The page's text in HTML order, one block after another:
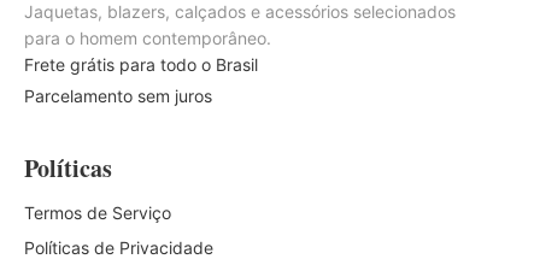
Jaquetas, blazers, calçados e acessórios selecionados
para o homem contemporâneo.
Frete grátis para todo o Brasil
Parcelamento sem juros
Políticas
Termos de Serviço
Políticas de Privacidade